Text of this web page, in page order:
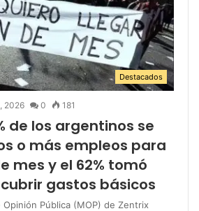
Destacados
2026 0 181
de los argentinos se
o más empleos para
mes y el 62% tomó
gastos básicos
Pública (MOP) de Zentrix